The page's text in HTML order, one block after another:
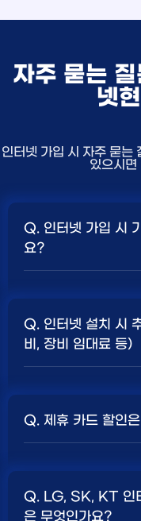
자주 묻는
넷
인터넷 가입 시 자주 묻는
있으시면
Q. 인터넷 가입 시
요?
보통 500Mbps 또는
가입할 때현금 사은품
세요.
Q. 인터넷 설치 시
비, 장비 임대료 등)
청구되는 경우가 많
책 확인 필수.
Q. 제휴 카드 할인
에서 일정 금액이 할
Q. LG, SK, KT 인
은 무엇인가요?